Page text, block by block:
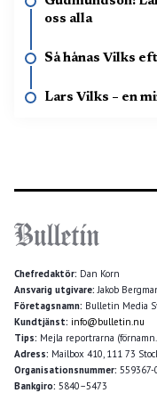
oss alla
Så hånas Vilks
Lars Vilks – en
Chefredaktör: Dan Korn
Ansvarig utgivare: Jakob
Företagsnamn: Bulletin Media
Kundtjänst: info@bulletin.nu
Tips: Mejla reportrarna
Adress: Mailbox 410, 111 73
Organisationsnummer: 559367-
Bankgiro: 5840–5473